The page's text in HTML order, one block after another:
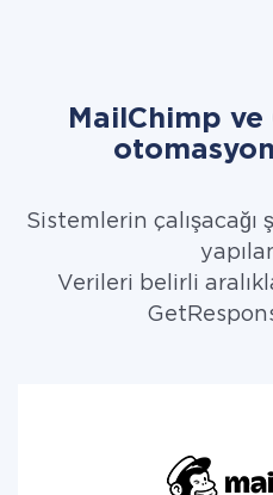
MailChimp ve
Sistemlerin çalışacağı
Verileri belirli